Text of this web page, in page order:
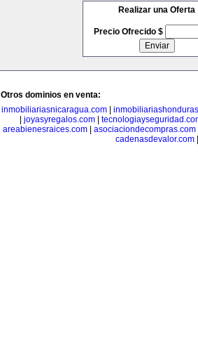
Realizar una Oferta
Precio Ofrecido $
Otros dominios en venta:
inmobiliariasnicaragua.com|
joyasyregalos.com
areabienesraices.com| asociaciondecompras.com
cadenasdevalor.com|